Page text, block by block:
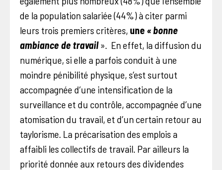
de la population salariée (44%) à citer parmi
leurs trois premiers critères, une « bonne
ambiance de travail ». En effet, la diffusion du
numérique, si elle a parfois conduit à une
moindre pénibilité physique, s’est surtout
accompagnée d’une intensification de la
surveillance et du contrôle, accompagnée d’une
atomisation du travail, et d’un certain retour au
taylorisme. La précarisation des emplois a
affaibli les collectifs de travail. Par ailleurs la
priorité donnée aux retours des dividendes